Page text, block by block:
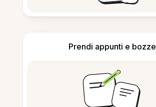
Prendi appunti e bozze